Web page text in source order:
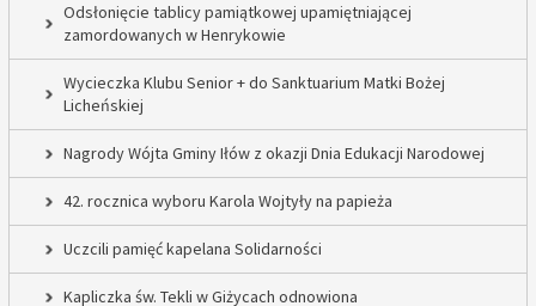
Odsłonięcie tablicy pamiątkowej upamiętniającej
zamordowanych w Henrykowie
Wycieczka Klubu Senior + do Sanktuarium Matki Bożej
Licheńskiej
Nagrody Wójta Gminy Iłów z okazji Dnia Edukacji Narodowej
42. rocznica wyboru Karola Wojtyły na papieża
Uczcili pamięć kapelana Solidarności
Kapliczka św. Tekli w Giżycach odnowiona